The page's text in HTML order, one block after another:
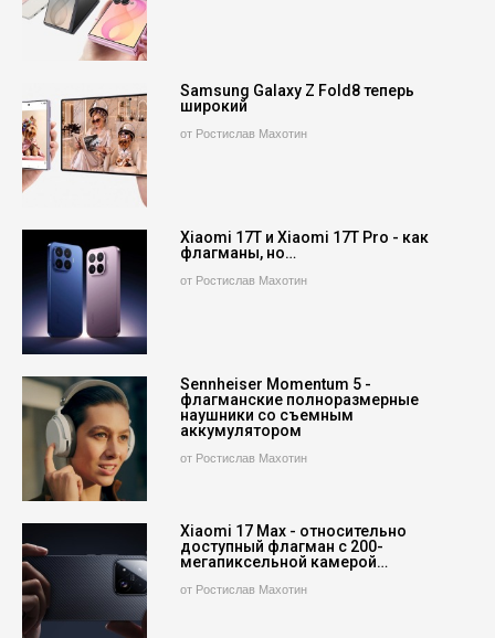
Samsung Galaxy Z Fold8 теперь
широкий
от Ростислав Махотин
Xiaomi 17T и Xiaomi 17T Pro - как
флагманы, но…
от Ростислав Махотин
Sennheiser Momentum 5 -
флагманские полноразмерные
наушники со съемным
аккумулятором
от Ростислав Махотин
Xiaomi 17 Max - относительно
доступный флагман с 200-
мегапиксельной камерой…
от Ростислав Махотин